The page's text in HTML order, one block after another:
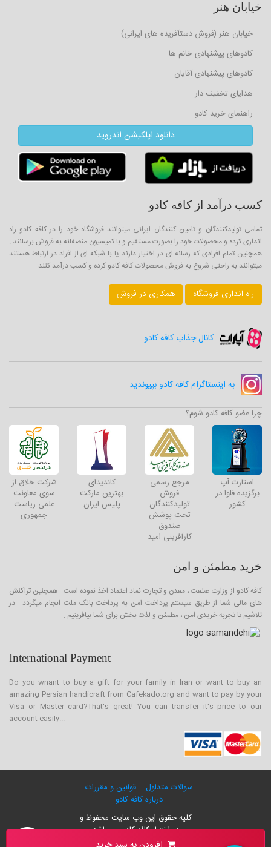
خیابان هنر
خیابان هنر (فروش دستآفریده های ایرانی)
کادوهای پیشنهادی خانم ها
کادوهای پیشنهادی آقایان
هدایای تخفیف دار
راهنمای خرید کادو
دانلود اپلکیشن اندروید
کسب درآمد از کافه کادو
تمامی تولیدکنندگان و تامین کنندگان ایرانی میتوانند فروشگاه خود را در کافه کادو راه
اندازی کرده و محصولات خود را بصورت مستقیم و با کمیسیون منصفانه به فروش برسانند .
همچنین تمام افرادی که رسانه ای در اختیار دارند یا با شبکه ای از افراد در ارتباط هستند
میتوانند به راحتی شروع به فروش محصولات کافه کادو کرده و کسب درآمد کنند .
راه اندازی فروشگاه همکاری در فروش
به اینستاگرام کافه کادو بپیوندید
کانال جذاب کافه کادو
چرا عضو کافه کادو شوم؟
استارت آپ
برگزیده فاوا در
کشور
مرجع رسمی
فروش
تولیدکنندگان
تحت پوشش
صندوق
کارآفرینی امید
کاندیدای
بهترین مارکت
پلیس ایران
شرکت خلاق از
سوی معاونت
علمی ریاست
جمهوری
خرید مطمئن و امن
کافه کادو از وزارت صنعت ، معدن و تجارت نماد اعتماد اخذ نموده است . همچنین تراکنش
های مالی شما از طریق سیستم پرداخت امن به پرداخت بانک ملت انجام میگردد . در
تلاشیم تا تجربه خریدی امن ، مطمئن و لذت بخش برای شما بیافرینیم .
International Payment
Do you wnant to buy a gift for your family in Iran or want to buy an
amazing Persian handicraft from Cafekado.org and want to pay by your
Visa or Master card?That's great! You can transfer it's price to our
account easily...
سوالات متداول
قوانین و مقررات
درباره کافه کادو
کلیه حقوق این وب سایت محفوظ و
در اختیار کافه کادو می باشد
۰۰۹۸-۲۱-۲۶۴۲۸۸۶۰